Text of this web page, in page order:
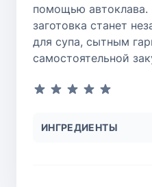
помощью
заготовка станет
для супа, сытным
самостоятельной
ИНГРЕДИЕНТЫ